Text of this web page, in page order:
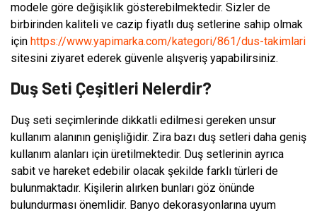
modele göre değişiklik gösterebilmektedir. Sizler de
birbirinden kaliteli ve cazip fiyatlı duş setlerine sahip olmak
için https://www.yapimarka.com/kategori/861/dus-takimlari
sitesini ziyaret ederek güvenle alışveriş yapabilirsiniz.
Duş Seti Çeşitleri Nelerdir?
Duş seti seçimlerinde dikkatli edilmesi gereken unsur
kullanım alanının genişliğidir. Zira bazı duş setleri daha geniş
kullanım alanları için üretilmektedir. Duş setlerinin ayrıca
sabit ve hareket edebilir olacak şekilde farklı türleri de
bulunmaktadır. Kişilerin alırken bunları göz önünde
bulundurması önemlidir. Banyo dekorasyonlarına uyum